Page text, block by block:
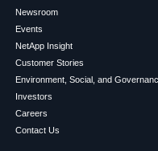
Newsroom
Events
NetApp Insight
Customer Stories
Environment, Social, and
Investors
Careers
Contact Us